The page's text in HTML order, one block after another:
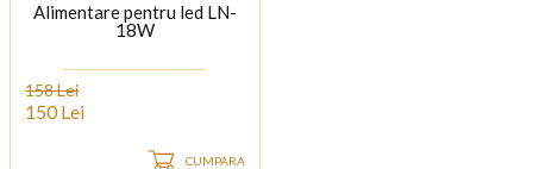
Alimentare pentru led LN-
18W
158 Lei
150 Lei
CUMPARA